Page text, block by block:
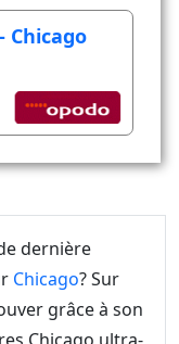
Chicago
dernière
Chicago? Sur
grâce à son